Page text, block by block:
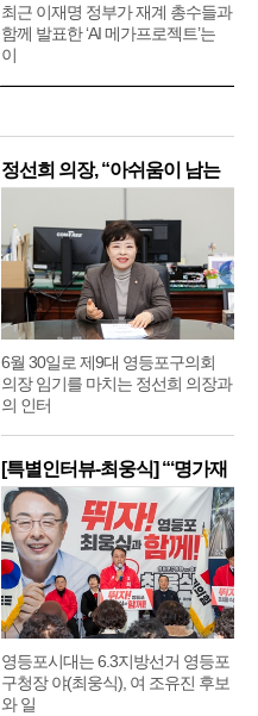
메
최근 이재명 정부가 재계 총수들과
함께 발표한 ‘AI 메가프로젝트’는
이
정선희 의장, “아쉬움이 남는
6월 30일로 제9대 영등포구의회
의장 임기를 마치는 정선희 의장과
의 인터
[특별인터뷰-최웅식] “‘명가재
영등포시대는 6.3지방선거 영등포
구청장 야(최웅식), 여 조유진 후보
와 일